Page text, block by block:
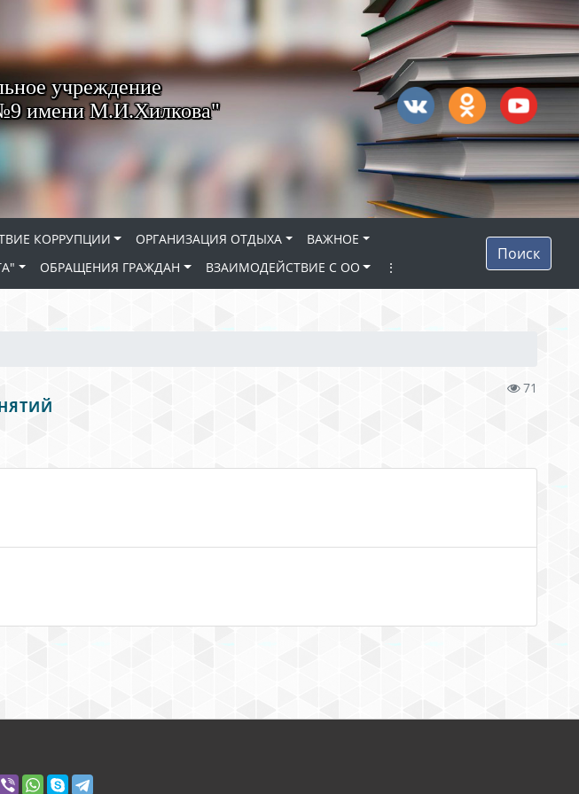
учреждение
№9 имени М.И.Хилкова"
КОРРУПЦИИ ОРГАНИЗАЦИЯ ОТДЫХА
ВАЖНОЕ
ОБРАЩЕНИЯ ГРАЖДАН ВЗАИМОДЕЙСТВИЕ С ОО ⋮
Поиск
71